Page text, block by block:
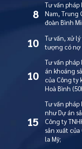
8
Tư vấn
Nam, Trung
đoàn Bình
10
Tư vấn, xử
tượng có nợ
10
Tư vấn
án khoáng
của Công ty
Hoà Bình
15
Tư vấn pháp
như Dự án
Công ty
sản xuất
la Mỹ;